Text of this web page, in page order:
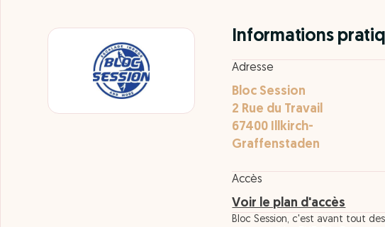
Informations
Adresse
Bloc Session
2 Rue du Travail
67400 Illkirch-
Graffenstaden
Accès
Voir le plan d'accès
Bloc Session, c'est avant tout